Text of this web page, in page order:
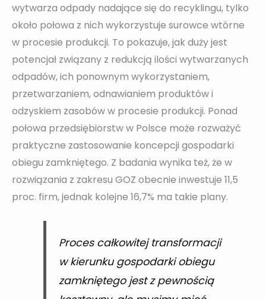
wytwarza odpady nadające się do recyklingu, tylko
około połowa z nich wykorzystuje surowce wtórne
w procesie produkcji. To pokazuje, jak duży jest
potencjał związany z redukcją ilości wytwarzanych
odpadów, ich ponownym wykorzystaniem,
przetwarzaniem, odnawianiem produktów i
odzyskiem zasobów w procesie produkcji. Ponad
połowa przedsiębiorstw w Polsce może rozważyć
praktyczne zastosowanie koncepcji gospodarki
obiegu zamkniętego. Z badania wynika też, że w
rozwiązania z zakresu GOZ obecnie inwestuje 11,5
proc. firm, jednak kolejne 16,7% ma takie plany.
Proces całkowitej transformacji
w kierunku gospodarki obiegu
zamkniętego jest z pewnością